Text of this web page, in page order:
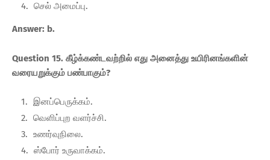
செல் அமைப்பு.
Answer: b.
Question 15. கீழ்க்கண்டவற்றில் எது அனைத்து உயிரினங்களின்
வரையறுக்கும் பண்பாகும்?
இனப்பெருக்கம்.
வெளிப்புற வளர்ச்சி.
உணர்வுநிலை.
ஸ்போர் உருவாக்கம்.